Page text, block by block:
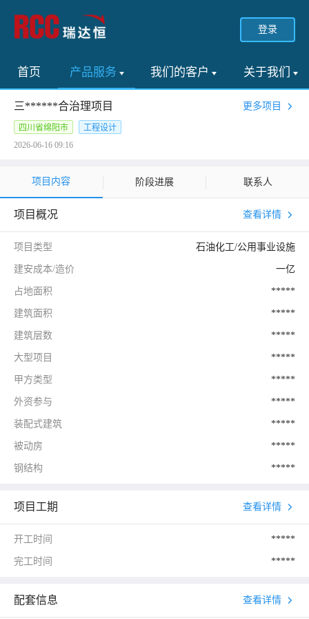
登录
首页 产品服务 我们的客户 关于我们
三******合治理项目 更多项目
四川省绵阳市
工程设计
2026-06-16 09:16
项目内容 阶段进展 联系人
项目概况 查看详情
项目类型 石油化工/公用事业设施
建安成本/造价 一亿
占地面积 *****
建筑面积 *****
建筑层数 *****
大型项目 *****
甲方类型 *****
外资参与 *****
装配式建筑 *****
被动房 *****
钢结构 *****
项目工期 查看详情
开工时间 *****
完工时间 *****
配套信息 查看详情